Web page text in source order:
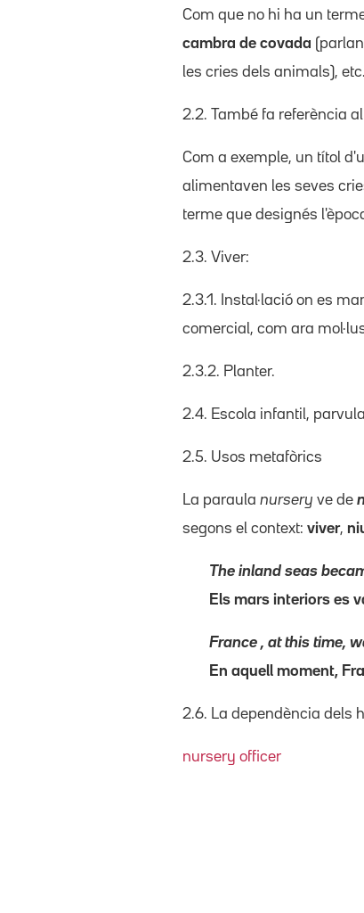
Com que no hi ha un
cambra de covada
les cries dels animals), etc.
2.2. També fa referència
Com a exemple, un títol
alimentaven les seves
terme que designés
2.3. Viver:
2.3.1. Instal·lació on es
comercial, com ara
2.3.2. Planter.
2.4. Escola infantil,
2.5. Usos metafòrics
La paraula nursery ve de
segons el context: viver,
The inland seas
Els mars interiors es
France , at this time,
En aquell moment,
2.6. La dependència dels
nursery officer